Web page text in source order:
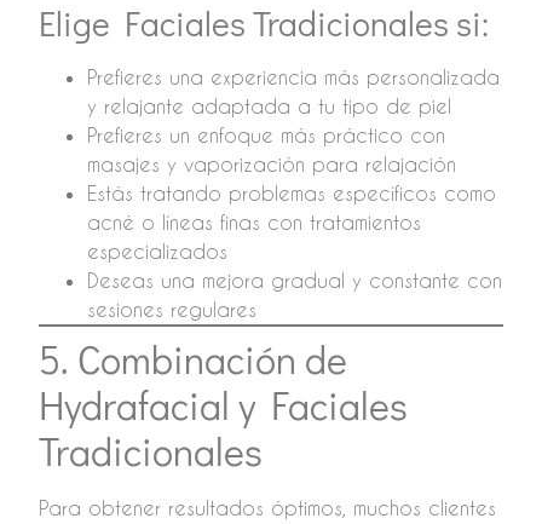
Elige Faciales Tradicionales si:
Prefieres una experiencia más personalizada
y relajante adaptada a tu tipo de piel
Prefieres un enfoque más práctico con
masajes y vaporización para relajación
Estás tratando problemas específicos como
acné o líneas finas con tratamientos
especializados
Deseas una mejora gradual y constante con
sesiones regulares
5. Combinación de
Hydrafacial y Faciales
Tradicionales
Para obtener resultados óptimos, muchos clientes